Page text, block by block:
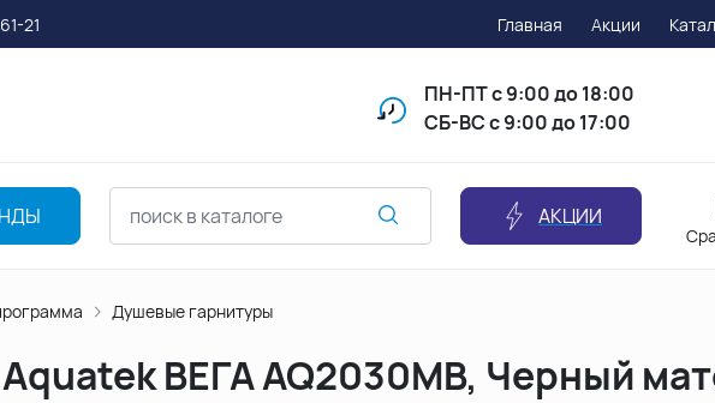
21 Главная Акции
ПН-ПТс 9:00 до 18:00
СБ-ВС с 9:00 до 17:00
АКЦИИ
Душевые гарнитуры
ВЕГА AQ2030MB, Черный